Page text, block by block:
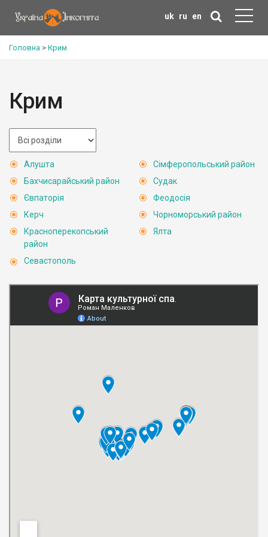
uk ru en
Головна > Крим
Крим
Алушта
Бахчисарайський район
Євпаторія
Керч
Красноперекопський
район
Севастополь
Сімферопольський район
Судак
Феодосія
Чорноморський район
Ялта